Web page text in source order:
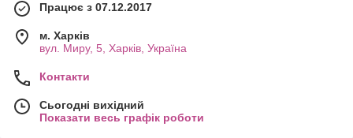
Працює з 07.12.2017
м. Харків
вул. Миру, 5, Харків, Україна
Контакти
Сьогодні вихідний
Показати весь графік роботи